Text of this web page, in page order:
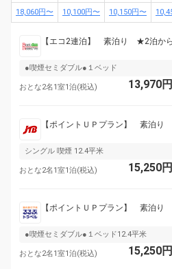
18,060円〜 10,100円〜 10,150円〜
【エコ2連泊】 素泊り ★2泊から
●喫煙セミダブル●１ベッド
おとな2名1室1泊(税込) 13,970
【ポイントＵＰプラン】 素泊り
シングル 喫煙 12.4平米
おとな2名1室1泊(税込) 15,250
【ポイントＵＰプラン】 素泊り
●喫煙セミダブル●１ベッド12.4平米
おとな2名1室1泊(税込) 15,250